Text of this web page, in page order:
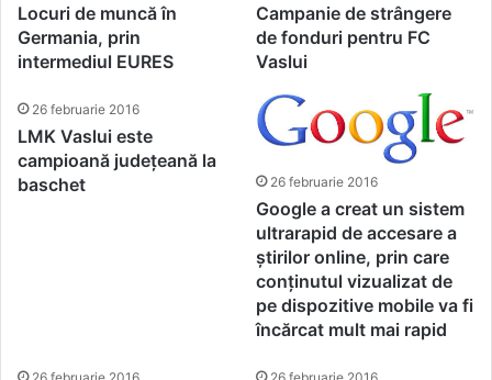
Locuri de muncă în
Germania, prin
intermediul EURES
Campanie de strângere
de fonduri pentru FC
Vaslui
26 februarie 2016
LMK Vaslui este
campioană județeană la
baschet
26 februarie 2016
Google a creat un sistem
ultrarapid de accesare a
știrilor online, prin care
conținutul vizualizat de
pe dispozitive mobile va fi
încărcat mult mai rapid